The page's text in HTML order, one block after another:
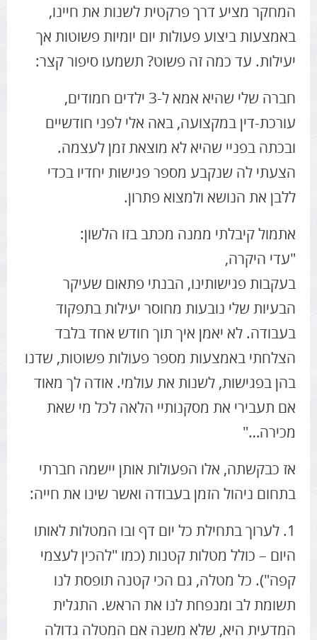
המחקר מציע דרך פרקטית לשנות את חיינו,
באמצעות ביצוע פעולות יום יומיות פשוטות אך
יעילות. עד כמה זה פשוט? תשמעו סיפור קצר:
חברה שלי שהיא אמא ל-3 ילדים חמודים,
עורכת-דין במקצועה, באה אלי לפני חודשיים
ובכתה בפניי שהיא לא מוצאת זמן לעצמה.
הצעתי לה שנקבע מספר פגישות יחדיו בכדי
ללבן את הנושא ולמצוא פתרון.
אתמול קיבלתי ממנה מכתב בזו הלשון:
"עדי היקרה,
בעקבות פגישותינו, הבנתי פתאום שעיקר
הבעיות שלי נובעות מחוסר יעילות בתפקוד
בעבודה. לא יאמן איך תוך חודש אחד בלבד
הצלחתי באמצעות מספר פעולות פשוטות, שדנו
בהן בפגישות, לשנות את עולמי. אודה לך מאוד
אם תעבירי את מסקנותיי הלאה לכל מי שאת
מכירה…"
אז כבקשתה, אלו הפעולות אותן יישמה חברתי
בתחום ניהול הזמן בעבודה ואשר שינו את חייה:
1. לערוך בתחילת כל יום דף ובו המטלות לאותו
היום – כולל מטלות קטנות (כמו "להכין לעצמי
קפה"). כל מטלה, גם הכי קטנה תופסת לנו
תשומת לב ומנפחת לנו את הראש. התגלית
המדעית היא, שלא משנה אם המטלה גדולה